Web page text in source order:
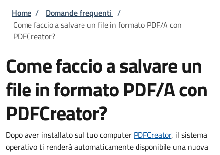
Briciole di pane
Home / Domande frequenti /
Come faccio a salvare un file in formato PDF/A con
PDFCreator?
Come faccio a salvare un
file in formato PDF/A con
PDFCreator?
Dopo aver installato sul tuo computer PDFCreator, il sistema
operativo ti renderà automaticamente disponibile una nuova